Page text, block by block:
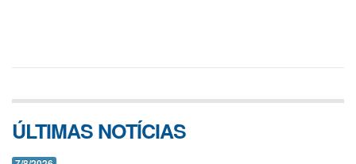
ÚLTIMAS NOTÍCIAS